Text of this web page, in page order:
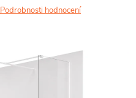
Podrobnosti hodnocení